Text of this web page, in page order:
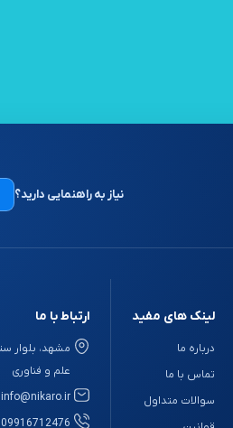
نیاز به راهنمایی دارید؟
لینک های مفید
درباره ما
تماس با ما
سوالات متداول
ارتباط با ما
علم و فناوری
info@nikaro.ir
09916712476